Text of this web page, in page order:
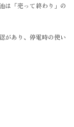
は「売って終わり」の
があり、停電時の使い